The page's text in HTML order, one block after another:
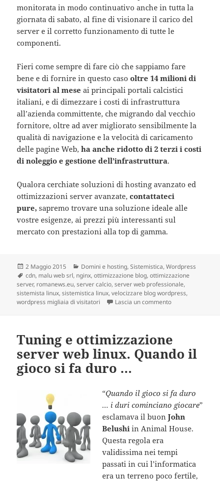
monitorata in modo continuativo anche in tutta la
giornata di sabato, al fine di visionare il carico del
server e il corretto funzionamento di tutte le
componenti.
Fieri come sempre di fare ciò che sappiamo fare
bene e di fornire in questo casooltre 14 milioni di
visitatori al mese ai principali portali calcistici
italiani, e di dimezzare i costi di infrastruttura
all’azienda committente, che migrando dal vecchio
fornitore, oltre ad aver migliorato sensibilmente la
qualità di navigazione e la velocità di caricamento
delle pagine Web,ha anche ridotto di 2 terzi i costi
di noleggio e gestione dell’infrastruttura.
Qualora cerchiate soluzioni di hosting avanzato ed
ottimizzazioni server avanzate,contattateci
pure,sapremo trovare una soluzione ideale alle
vostre esigenze, ai prezzi più interessanti sul
mercato con prestazioni alla top di gamma.
Scritto
il
2 Maggio 2015 Categorie
Domini e hosting,Sistemistica,Wordpress
Tag
cdn, malu web srl, nginx,ottimizzazione blog,ottimizzazione
server, romanews.eu,server calcio,server web professionale,
sistemista linux,sistemistica linux,velocizzare blog wordpress,
wordpress migliaia di visitatori
Lascia un commento
Tuning e ottimizzazione
server web linux. Quando il
gioco si fa duro …
“Quando il gioco si fa duro
… i duri cominciano giocare”
esclamava il buonJohn
Belushi in Animal House.
Questa regola era
validissima nei tempi
passati in cui l’informatica
era un terreno poco fertile,